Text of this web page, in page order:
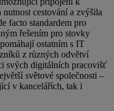
cestování a zvýšila
facto standardem pro
řešením pro stovky
ostatním s IT
z různých odvětví
svých digitálních pracovišť
světové společnosti –
v kancelářích, tak i